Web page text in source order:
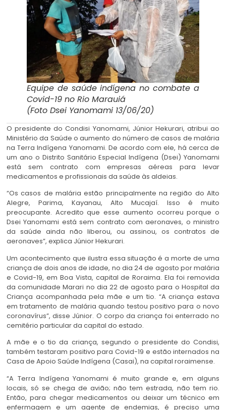
Equipe de saúde indígena no combate a
Covid-19 no Rio Marauiá
(Foto Dsei Yanomami 13/06/20)
O presidente do Condisi Yanomami, Júnior Hekurari, atribui ao
Ministério da Saúde o aumento do número de casos de malária
na Terra Indígena Yanomami. De acordo com ele, há cerca de
um ano o Distrito Sanitário Especial Indígena (Dsei) Yanomami
está sem contrato com empresas aéreas para levar
medicamentos e profissionais da saúde às aldeias.
“Os casos de malária estão principalmente na região do Alto
Alegre, Parima, Kayanau, Alto Mucajaí. Isso é muito
preocupante. Acredito que esse aumento ocorreu porque o
Dsei Yanomami está sem contrato com aeronaves, o ministro
da saúde ainda não liberou, ou assinou, os contratos de
aeronaves”, explica Júnior Hekurari.
Um acontecimento que ilustra essa situação é a morte de uma
criança de dois anos de idade, no dia 24 de agosto por malária
e Covid-19, em Boa Vista, capital de Roraima. Ela foi removida
da comunidade Marari no dia 22 de agosto para o Hospital da
Criança acompanhada pela mãe e um tio. “A criança estava
em tratamento de malária quando testou positivo para o novo
coronavírus”, disse Júnior. O corpo da criança foi enterrado no
cemitério particular da capital do estado.
A mãe e o tio da criança, segundo o presidente do Condisi,
também testaram positivo para Covid-19 e estão internados na
Casa de Apoio Saúde Indígena (Casai), na capital roraimense.
“A Terra Indígena Yanomami é muito grande e, em alguns
locais, só se chega de avião; não tem estrada, não tem rio.
Então, para chegar medicamentos ou deixar um técnico em
enfermagem e um agente de endemias, é preciso uma